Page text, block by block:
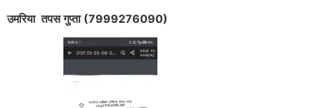
उमरिया तपस गुप्ता (7999276090)